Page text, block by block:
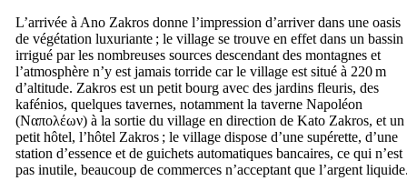
L’arrivée à Ano Zakros donne l’impression d’arriver dans une oasis
de végétation luxuriante ; le village se trouve en effet dans un bassin
irrigué par les nombreuses sources descendant des montagnes et
l’atmosphère n’y est jamais torride car le village est situé à 220 m
d’altitude. Zakros est un petit bourg avec des jardins fleuris, des
kafénios, quelques tavernes, notamment la taverne Napoléon
(Ναπολέων) à la sortie du village en direction de Kato Zakros, et un
petit hôtel, l’hôtel Zakros ; le village dispose d’une supérette, d’une
station d’essence et de guichets automatiques bancaires, ce qui n’est
pas inutile, beaucoup de commerces n’acceptant que l’argent